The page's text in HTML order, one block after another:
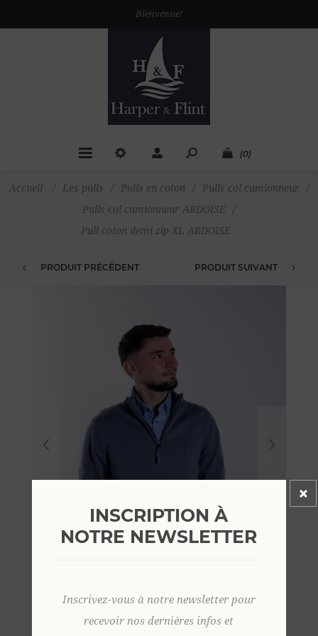
Bienvenue!
(0)
Accueil / Les pulls / Pulls en coton / Pulls col camionneur
/
Pulls col camionneur ARDOISE
/
Pull coton demi zip XL ARDOISE
PRODUIT PRÉCÉDENT PRODUIT SUIVANT
INSCRIPTION À
NOTRE NEWSLETTER
Inscrivez-vous à notre newsletter pour
recevoir nos dernières infos et